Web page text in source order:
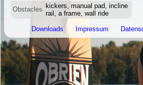
Obstacles kickers, manual pad, incline
rail, a frame, wall ride
Downloads Impressum